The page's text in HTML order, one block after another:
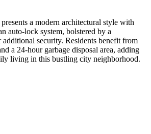
a modern architectural style with
auto-lock system, bolstered by a
additional security. Residents benefit from
a 24-hour garbage disposal area, adding
living in this bustling city neighborhood.